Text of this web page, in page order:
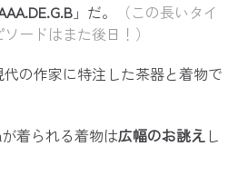
2021年5月22日 読売新聞
「異分野から才能集結 丹後ちりめん
2021年2月1日 きょうと府民だより
」だ。
（この長いタイ
ードはまた後日！）
の作家に特注した茶器と着物で
着られる着物は広幅のお誂え し